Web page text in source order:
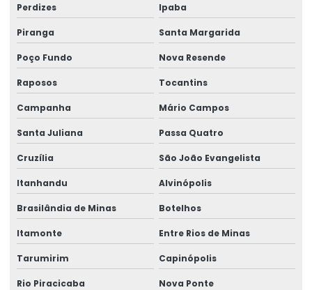
Perdizes Ipaba
Piranga Santa Margarida
Poço Fundo Nova Resende
Raposos Tocantins
Campanha Mário Campos
Santa Juliana Passa Quatro
Cruzília São João Evangelista
Itanhandu Alvinópolis
Brasilândia de Minas Botelhos
Itamonte Entre Rios de Minas
Tarumirim Capinópolis
Rio Piracicaba Nova Ponte